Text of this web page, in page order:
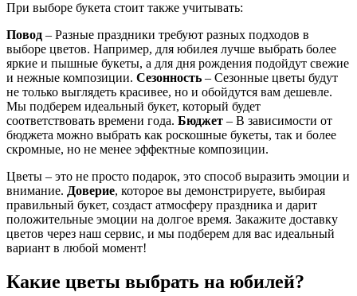
При выборе букета стоит также учитывать:
Повод – Разные праздники требуют разных подходов в
выборе цветов. Например, для юбилея лучше выбрать более
яркие и пышные букеты, а для дня рождения подойдут свежие
и нежные композиции. Сезонность – Сезонные цветы будут
не только выглядеть красивее, но и обойдутся вам дешевле.
Мы подберем идеальный букет, который будет
соответствовать времени года. Бюджет – В зависимости от
бюджета можно выбрать как роскошные букеты, так и более
скромные, но не менее эффектные композиции.
Цветы – это не просто подарок, это способ выразить эмоции и
внимание. Доверие, которое вы демонстрируете, выбирая
правильный букет, создаст атмосферу праздника и дарит
положительные эмоции на долгое время. Закажите доставку
цветов через наш сервис, и мы подберем для вас идеальный
вариант в любой момент!
Какие цветы выбрать на юбилей?